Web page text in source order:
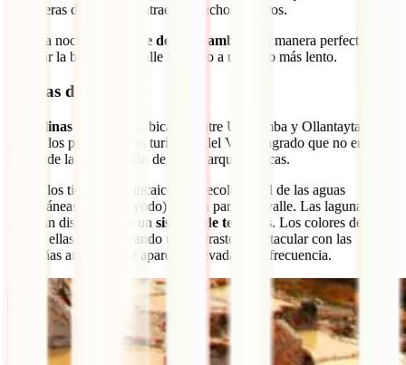
las afueras de la ciudad atraen a muchos viajeros.
Pasar la noche en el
valle de Urubamba
es la manera perfecta de
apreciar la belleza del Valle Sagrado a un ritmo más lento.
Salinas de Maras
salinas de Maras
, ubicadas entre Urubamba y Ollantaytambo,
son de los pocos lugares turísticos del Valle Sagrado que no entran
dentro de la clasificación de ruinas arqueológicas.
Desde los tiempos preincaicos, se recolectó sal de las aguas
subterráneas (ricas en yodo) de esta parte del valle. Las lagunas de
sal están dispuestas en un sistema de terrazas. Los colores de cada
una de ellas, varía, creando un contraste espectacular con las
montañas andinas, que aparecen nevadas con frecuencia.